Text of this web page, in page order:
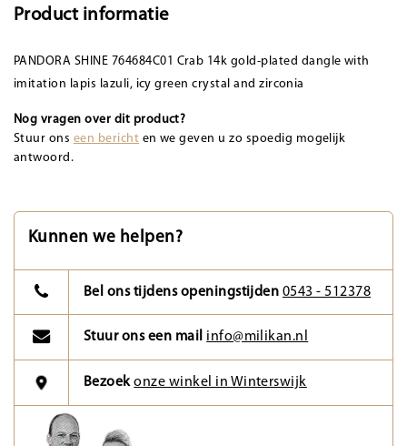
Product informatie
PANDORA SHINE 764684C01 Crab 14k gold-plated dangle with
imitation lapis lazuli, icy green crystal and zirconia
Nog vragen over dit product?
Stuur ons een bericht en we geven u zo spoedig mogelijk
antwoord.
Kunnen we helpen?
Bel ons tijdens openingstijden 0543 - 512378
Stuur ons een mail info@milikan.nl
Bezoekonze winkel in Winterswijk